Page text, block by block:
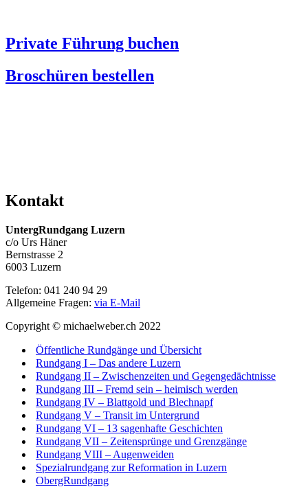
Private Führung buchen
Broschüren bestellen
Kontakt
UntergRundgang Luzern
c/o Urs Häner
Bernstrasse 2
6003 Luzern
Telefon: 041 240 94 29
Allgemeine Fragen: via E-Mail
Copyright © michaelweber.ch 2022
Öffentliche Rundgänge und Übersicht
Rundgang I – Das andere Luzern
Rundgang II – Zwischenzeiten und Gegengedächtnisse
Rundgang III – Fremd sein – heimisch werden
Rundgang IV – Blattgold und Blechnapf
Rundgang V – Transit im Untergrund
Rundgang VI – 13 sagenhafte Geschichten
Rundgang VII – Zeitensprünge und Grenzgänge
Rundgang VIII – Augenweiden
Spezialrundgang zur Reformation in Luzern
ObergRundgang